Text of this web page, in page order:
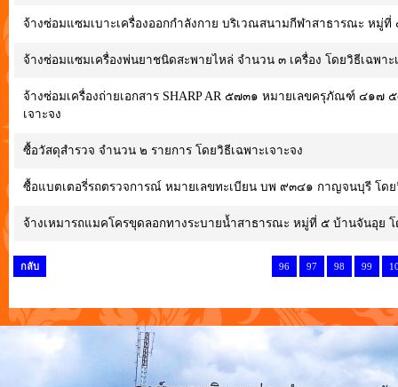
จ้างซ่อมแซมเบาะเครื่องออกกำลังกาย บริเวณสนามกีฬาสาธารณะ หมู่ที่
จ้างซ่อมแซมเครื่องพ่นยาชนิดสะพายไหล่ จำนวน ๓ เครื่อง โดยวิธีเฉพาะ
จ้างซ่อมเครื่องถ่ายเอกสาร SHARP AR ๕๗๓๑ หมายเลขครุภัณฑ์ ๔๑๗
เจาะจง
ซื้อวัสดุสำรวจ จำนวน ๒ รายการ โดยวิธีเฉพาะเจาะจง
ซื้อแบตเตอรี่รถตรวจการณ์ หมายเลขทะเบียน บพ ๙๓๔๑ กาญจนบุรี โดย
จ้างเหมารถแมคโครขุดลอกทางระบายน้ำสาธารณะ หมู่ที่ ๕ บ้านจันอุย โ
กลับ 96 97 98 99